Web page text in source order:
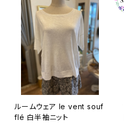
ルームウェア le vent souf
flé 白半袖ニット